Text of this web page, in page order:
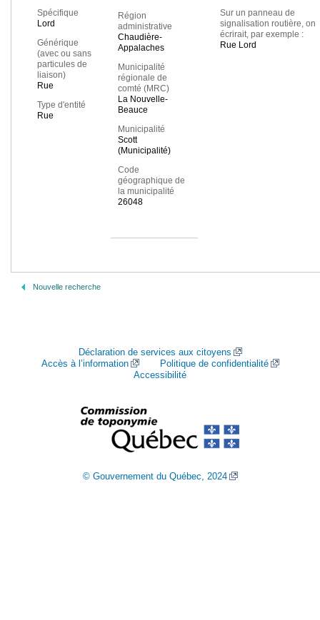
Spécifique
Lord
Générique
(avec ou sans
particules de
liaison)
Rue
Type d'entité
Rue
Région
administrative
Chaudière-
Appalaches
Municipalité
régionale de
comté (MRC)
La Nouvelle-
Beauce
Municipalité
Scott
(Municipalité)
Code
géographique de
la municipalité
26048
Sur un panneau de
signalisation routière, on
écrirait, par exemple :
Rue Lord
Nouvelle recherche
Déclaration de services aux citoyens
Accès à l’information
Politique de confidentialité
Accessibilité
© Gouvernement du Québec, 2024